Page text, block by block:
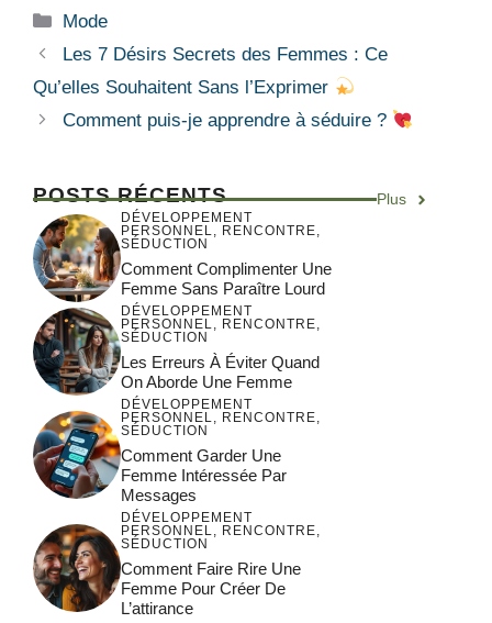
Catégories
Mode
Les 7 Désirs Secrets des Femmes : Ce
Qu’elles Souhaitent Sans l’Exprimer
Comment puis-je apprendre à séduire ?
POSTS RÉCENTS Plus
DÉVELOPPEMENT
PERSONNEL, RENCONTRE,
SÉDUCTION
Comment Complimenter Une
Femme Sans Paraître Lourd
DÉVELOPPEMENT
PERSONNEL, RENCONTRE,
SÉDUCTION
Les Erreurs À Éviter Quand
On Aborde Une Femme
DÉVELOPPEMENT
PERSONNEL, RENCONTRE,
SÉDUCTION
Comment Garder Une
Femme Intéressée Par
Messages
DÉVELOPPEMENT
PERSONNEL, RENCONTRE,
SÉDUCTION
Comment Faire Rire Une
Femme Pour Créer De
L’attirance